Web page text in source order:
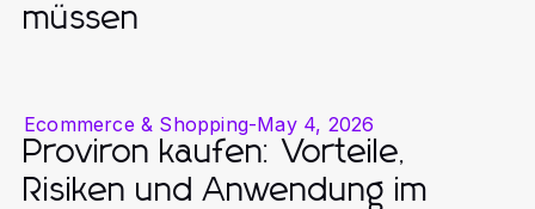
müssen
Ecommerce & Shopping-May 4, 2026
Proviron kaufen: Vorteile,
Risiken und Anwendung im